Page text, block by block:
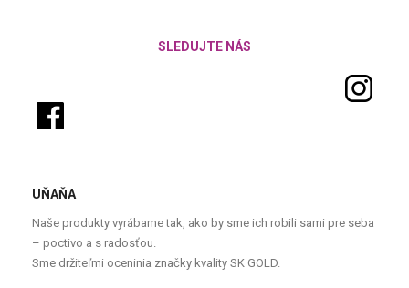
SLEDUJTE NÁS
UŇAŇA
Naše produkty vyrábame tak, ako by sme ich robili sami pre seba
– poctivo a s radosťou.
Sme držiteľmi oceninia značky kvality SK GOLD.